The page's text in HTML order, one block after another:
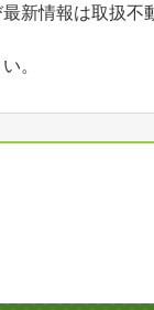
新情報は取扱不
。